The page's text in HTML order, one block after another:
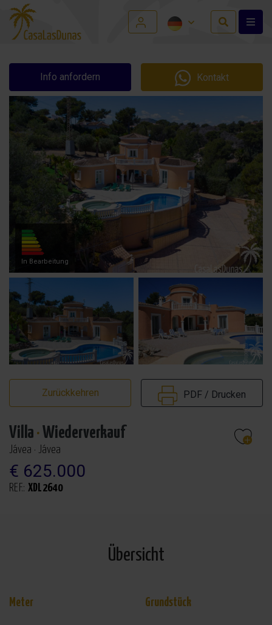
Info anfordern Kontakt
In Bearbeitung
Zurückkehren PDF / Drucken
Villa · Wiederverkauf
Jávea · Jávea
€ 625.000
REF.: XDL2640
Übersicht
Meter Grundstück